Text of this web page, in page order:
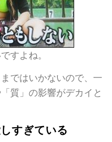
すよね。
ではいかないので、一
質」の影響がデカイと
すぎている